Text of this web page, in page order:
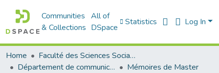
Communities
& Collections
All of
DSpace
Statistics Log In
Home
Faculté des Sciences Sociales
Département de communication
Mémoires de Master